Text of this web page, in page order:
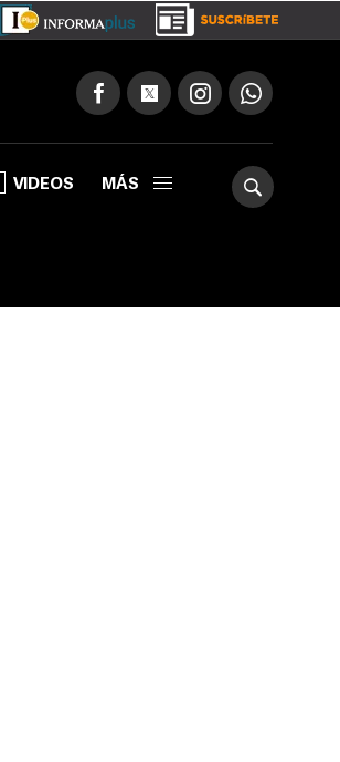
VIDEOS MÁS